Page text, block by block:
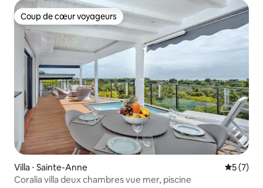
Coup de cœur voyageurs
Coup de cœur voyageurs
Villa ⋅ Sainte-Anne
5 (7)
Coralia villa deux chambres vue mer, piscine